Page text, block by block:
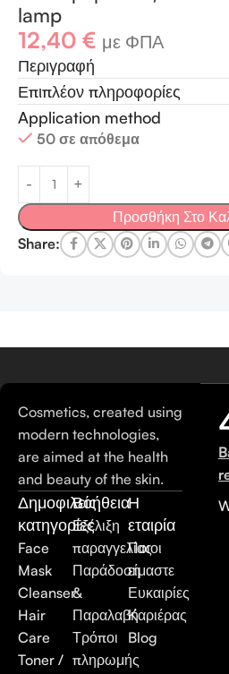
lamp
12,40 € με ΦΠΑ
Περιγραφή
Επιπλέον πληροφορίες
Application method
50 σε απόθεμα
Προσθήκη Στο
Share:
Cosmetics, created using
modern technologies,
are aimed at the health
and beauty of the skin.
Δημοφιλείς
κατηγορίες
Face
Mask
Cleanser
Hair
Care
Toner /
Βοήθεια
Εξέλιξη
παραγγελίας
Παράδοση
&
Παραλαβή
Τρόποι
πληρωμής
Η
εταιρία
Ποιοι
είμαστε
Ευκαιρίες
Καριέρας
Blog